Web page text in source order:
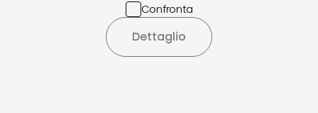
Confronta
Dettaglio